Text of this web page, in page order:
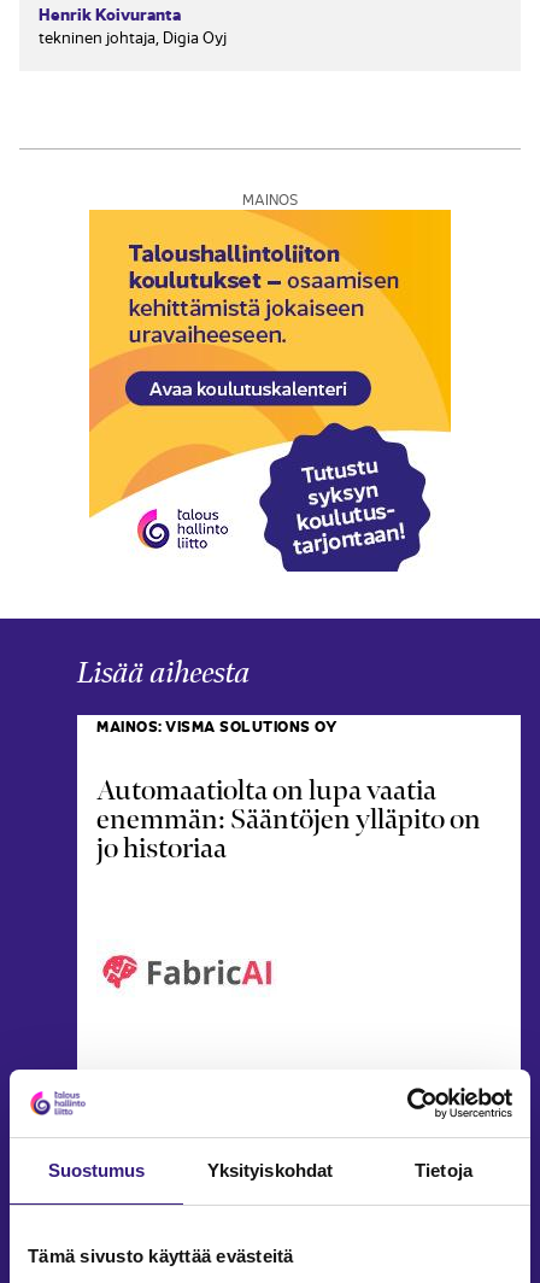
Suostumus Yksityiskohdat Tietoja
Tämä sivusto käyttää evästeitä
Henrik Koivuranta
tekninen johtaja, Digia Oyj
MAINOS
Lisää aiheesta
MAINOS: VISMA SOLUTIONS OY
Automaatiolta on lupa vaatia
enemmän: Sääntöjen ylläpito on
jo historiaa
AUTOMAATIO
Xml-muotoisesta tositteesta
2024/2082
Leena Rekola-Nieminen
6.3.2025
1 min